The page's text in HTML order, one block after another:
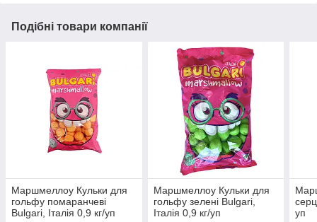
Подібні товари компанії
Маршмеллоу Кульки для
гольфу помаранчеві
Bulgari, Італія 0,9 кг/уп
Маршмеллоу Кульки для
гольфу зелені Bulgari,
Італія 0,9 кг/уп
уп